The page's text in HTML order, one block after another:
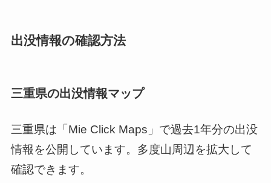
出没情報の確認方法
三重県の出没情報マップ
三重県は「Mie Click Maps」で過去1年分の出没
情報を公開しています。多度山周辺を拡大して
確認できます。